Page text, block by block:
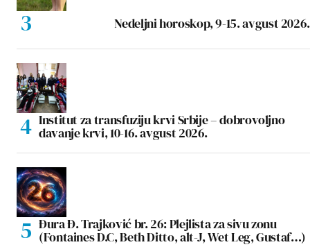
Nedeljni horoskop, 9-15. avgust 2026.
Institut za transfuziju krvi Srbije – dobrovoljno
davanje krvi, 10-16. avgust 2026.
Đura Đ. Trajković br. 26: Plejlista za sivu zonu
(Fontaines D.C, Beth Ditto, alt-J, Wet Leg, Gustaf…)